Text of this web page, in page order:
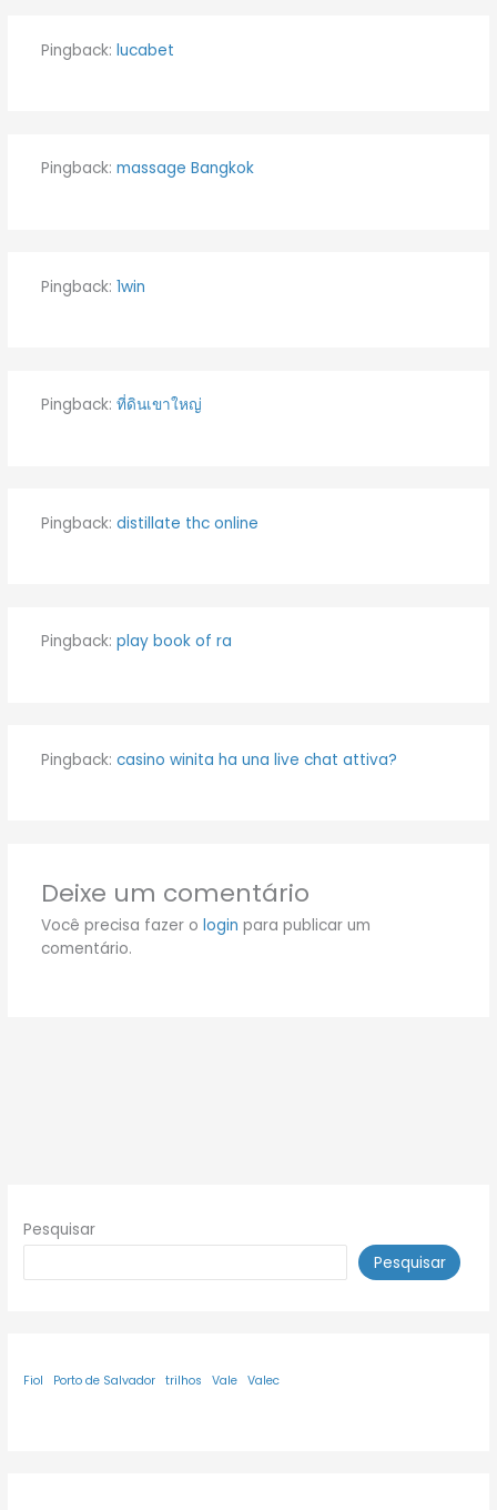
Pingback: lucabet
Pingback: massage Bangkok
Pingback: 1win
Pingback: ที่ดินเขาใหญ่
Pingback: distillate thc online
Pingback: play book of ra
Pingback: casino winita ha una live chat attiva?
Deixe um comentário
Você precisa fazer o login para publicar um
comentário.
Pesquisar
Pesquisar
Fiol Porto de Salvador trilhos Vale Valec